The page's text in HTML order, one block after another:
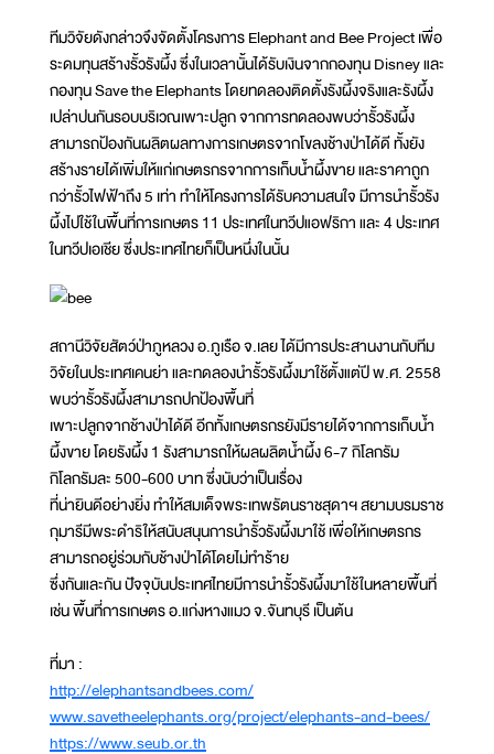
ทีมวิจัยดังกล่าวจึงจัดตั้งโครงการ Elephant and Bee Project เพื่อ
ระดมทุนสร้างรั้วรังผึ้ง ซึ่งในเวลานั้นได้รับเงินจากกองทุน Disney และ
กองทุน Save the Elephants โดยทดลองติดตั้งรังผึ้งจริงและรังผึ้ง
เปล่าปนกันรอบบริเวณเพาะปลูก จากการทดลองพบว่ารั้วรังผึ้ง
สามารถป้องกันผลิตผลทางการเกษตรจากโขลงช้างป่าได้ดี ทั้งยัง
สร้างรายได้เพิ่มให้แก่เกษตรกรจากการเก็บน้ำผึ้งขาย และราคาถูก
กว่ารั้วไฟฟ้าถึง 5 เท่า ทำให้โครงการได้รับความสนใจ มีการนำรั้วรัง
ผึ้งไปใช้ในพื้นที่การเกษตร 11 ประเทศในทวีปแอฟริกา และ 4 ประเทศ
ในทวีปเอเชีย ซึ่งประเทศไทยก็เป็นหนึ่งในนั้น
สถานีวิจัยสัตว์ป่าภูหลวง อ.ภูเรือ จ.เลย ได้มีการประสานงานกับทีม
วิจัยในประเทศเคนย่า และทดลองนำรั้วรังผึ้งมาใช้ตั้งแต่ปี พ.ศ. 2558
พบว่ารั้วรังผึ้งสามารถปกป้องพื้นที่
เพาะปลูกจากช้างป่าได้ดี อีกทั้งเกษตรกรยังมีรายได้จากการเก็บน้ำ
ผึ้งขาย โดยรังผึ้ง 1 รังสามารถให้ผลผลิตน้ำผึ้ง 6-7 กิโลกรัม
กิโลกรัมละ 500-600 บาท ซึ่งนับว่าเป็นเรื่อง
ที่น่ายินดีอย่างยิ่ง ทำให้สมเด็จพระเทพรัตนราชสุดาฯ สยามบรมราช
กุมารีมีพระดำริให้สนับสนุนการนำรั้วรังผึ้งมาใช้ เพื่อให้เกษตรกร
สามารถอยู่ร่วมกับช้างป่าได้โดยไม่ทำร้าย
ซึ่งกันและกัน ปัจจุบันประเทศไทยมีการนำรั้วรังผึ้งมาใช้ในหลายพื้นที่
เช่น พื้นที่การเกษตร อ.แก่งหางแมว จ.จันทบุรี เป็นต้น
ที่มา :
http://elephantsandbees.com/
www.savetheelephants.org/project/elephants-and-bees/
https://www.seub.or.th